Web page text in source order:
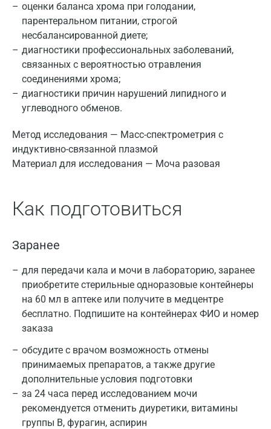
оценки баланса хрома при голодании,
парентеральном питании, строгой
несбалансированной диете;
диагностики профессиональных заболеваний,
связанных с вероятностью отравления
соединениями хрома;
диагностики причин нарушений липидного и
углеводного обменов.
Метод исследования — Масс-спектрометрия с
индуктивно-связанной плазмой
Материал для исследования — Моча разовая
Как подготовиться
Заранее
для передачи кала и мочи в лабораторию, заранее
приобретите стерильные одноразовые контейнеры
на 60 мл в аптеке или получите в медцентре
бесплатно. Подпишите на контейнерах ФИО и номер
заказа
обсудите с врачом возможность отмены
принимаемых препаратов, а также другие
дополнительные условия подготовки
за 24 часа перед исследованием мочи
рекомендуется отменить диуретики, витамины
группы В, фурагин, аспирин